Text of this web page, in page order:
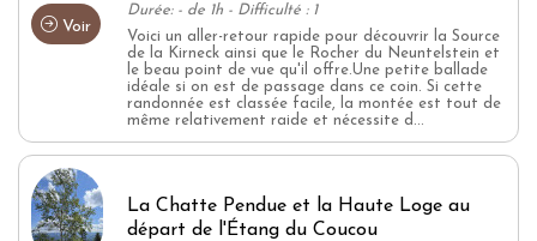
Voir
Durée: - de 1h - Difficulté : 1
Voici un aller-retour rapide pour découvrir la Source
de la Kirneck ainsi que le Rocher du Neuntelstein et
le beau point de vue qu'il offre.Une petite ballade
idéale si on est de passage dans ce coin. Si cette
randonnée est classée facile, la montée est tout de
même relativement raide et nécessite d...
La Chatte Pendue et la Haute Loge au
départ de l'Étang du Coucou